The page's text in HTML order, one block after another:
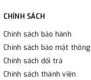
CHÍNH SÁCH
Chính sách bảo hành
Chính sách bảo mật
Chính sách đổi trả
Chính sách thành viên